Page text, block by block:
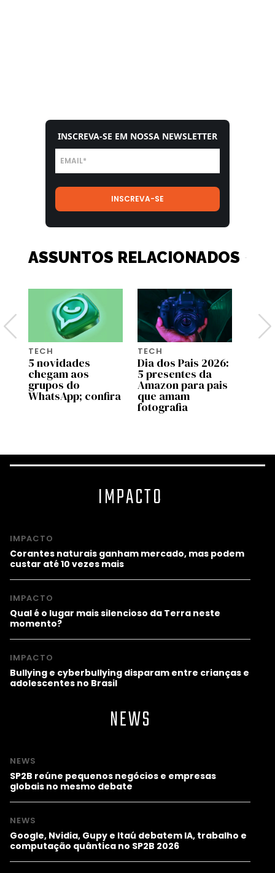
INSCREVA-SE EM NOSSA NEWSLETTER
ASSUNTOS RELACIONADOS
TECH
5 novidades
chegam aos
grupos do
WhatsApp; confira
TECH
Dia dos Pais 2026:
5 presentes da
Amazon para pais
que amam
fotografia
IMPACTO
IMPACTO
Corantes naturais ganham mercado, mas podem
custar até 10 vezes mais
IMPACTO
Qual é o lugar mais silencioso da Terra neste
momento?
IMPACTO
Bullying e cyberbullying disparam entre crianças e
adolescentes no Brasil
NEWS
NEWS
SP2B reúne pequenos negócios e empresas
globais no mesmo debate
NEWS
Google, Nvidia, Gupy e Itaú debatem IA, trabalho e
computação quântica no SP2B 2026